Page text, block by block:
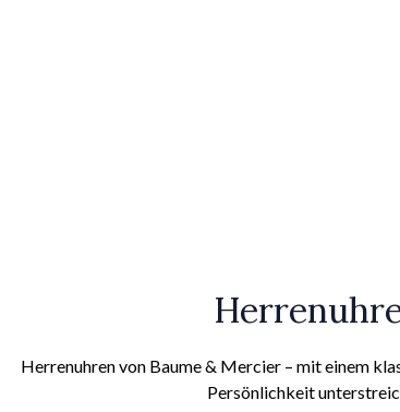
Herrenuhren von Baume & Mercier – mit einem
Persönlichkeit